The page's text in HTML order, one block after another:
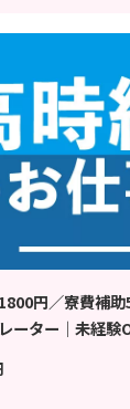
円／寮費補助
ーター｜未経験
可〈群馬県安中